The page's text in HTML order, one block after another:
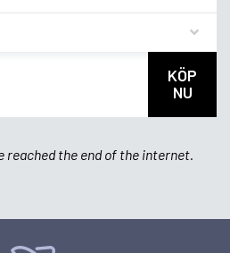
KÖP
NU
reached the end of the internet.